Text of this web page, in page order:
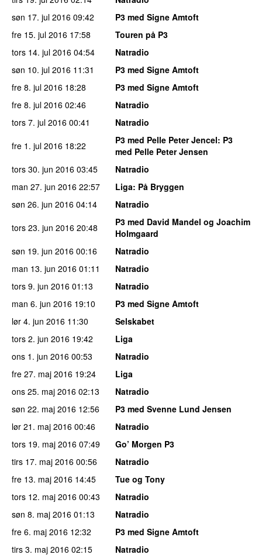
søn 17. jul 2016 09:42
P3 med Signe Amtoft
fre 15. jul 2016 17:58
Touren på P3
tors 14. jul 2016 04:54
Natradio
søn 10. jul 2016 11:31
P3 med Signe Amtoft
fre 8. jul 2016 18:28
P3 med Signe Amtoft
fre 8. jul 2016 02:46
Natradio
tors 7. jul 2016 00:41
Natradio
fre 1. jul 2016 18:22 P3 med Pelle Peter Jencel: P3
med Pelle Peter Jensen
tors 30. jun 2016 03:45
Natradio
man 27. jun 2016 22:57 Liga: På Bryggen
søn 26. jun 2016 04:14
Natradio
tors 23. jun 2016 20:48
P3 med David Mandel og Joachim
Holmgaard
søn 19. jun 2016 00:16
Natradio
man 13. jun 2016 01:11
Natradio
tors 9. jun 2016 01:13
Natradio
man 6. jun 2016 19:10
P3 med Signe Amtoft
lør 4. jun 2016 11:30
Selskabet
tors 2. jun 2016 19:42
Liga
ons 1. jun 2016 00:53
Natradio
fre 27. maj 2016 19:24
Liga
ons 25. maj 2016 02:13
Natradio
søn 22. maj 2016 12:56
P3 med Svenne Lund Jensen
lør 21. maj 2016 00:46
Natradio
tors 19. maj 2016 07:49
Go’ Morgen P3
tirs 17. maj 2016 00:56
Natradio
fre 13. maj 2016 14:45
Tue og Tony
tors 12. maj 2016 00:43
Natradio
søn 8. maj 2016 01:13
Natradio
fre 6. maj 2016 12:32
P3 med Signe Amtoft
tirs 3. maj 2016 02:15
Natradio